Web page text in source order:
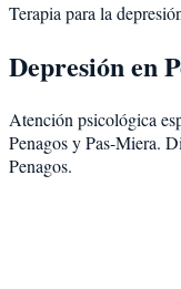
Terapia para la
Depresiónen
Atención psicológica
PenagosyPas-Miera.
Penagos.